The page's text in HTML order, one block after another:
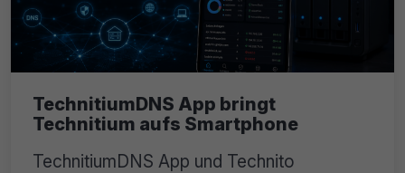
TechnitiumDNS App bringt
Technitium aufs Smartphone
TechnitiumDNS App und Technito